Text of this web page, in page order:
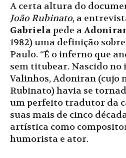
A certa altura do
João Rubinato, a
Gabrielapede a
1982) uma definição
Paulo. “É o inferno que
sem titubear. Nascido
Valinhos, Adoniran (cujo
Rubinato) havia se
um perfeito tradutor da
suas mais de cinco
artística como
humorista e ator.